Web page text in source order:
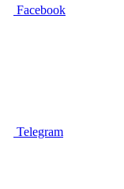
Facebook
Telegram